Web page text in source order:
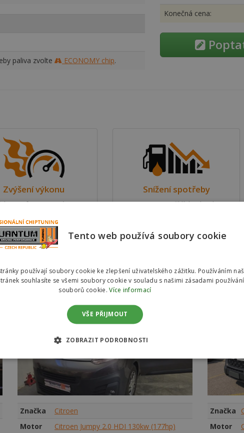
paliva zvolte
ECONOMY chip.
Konečná cena:
Zvýšení výkonu
softwarovou úpravu
pro zvýšení výkonu
vozu.
Snížení spotřeby
Upravujeme řídící jednotky
dvou variantách.
Reference #00845 – Citroen Jumpy 2.0
BlueHDi
Značka
Citroen
Motor
Citroen Jumpy 2.0 HDI 130kw (177hp)
Značka
Motor
Tento web používá soubory cookie
používají soubory cookie ke zlepšení uživatelského zážitku. Používáním
souhlasíte se všemi soubory cookie v souladu s našimi zásadami používání
souborů cookie.Více informací
VŠE PŘIJMOUT
ZOBRAZIT PODROBNOSTI